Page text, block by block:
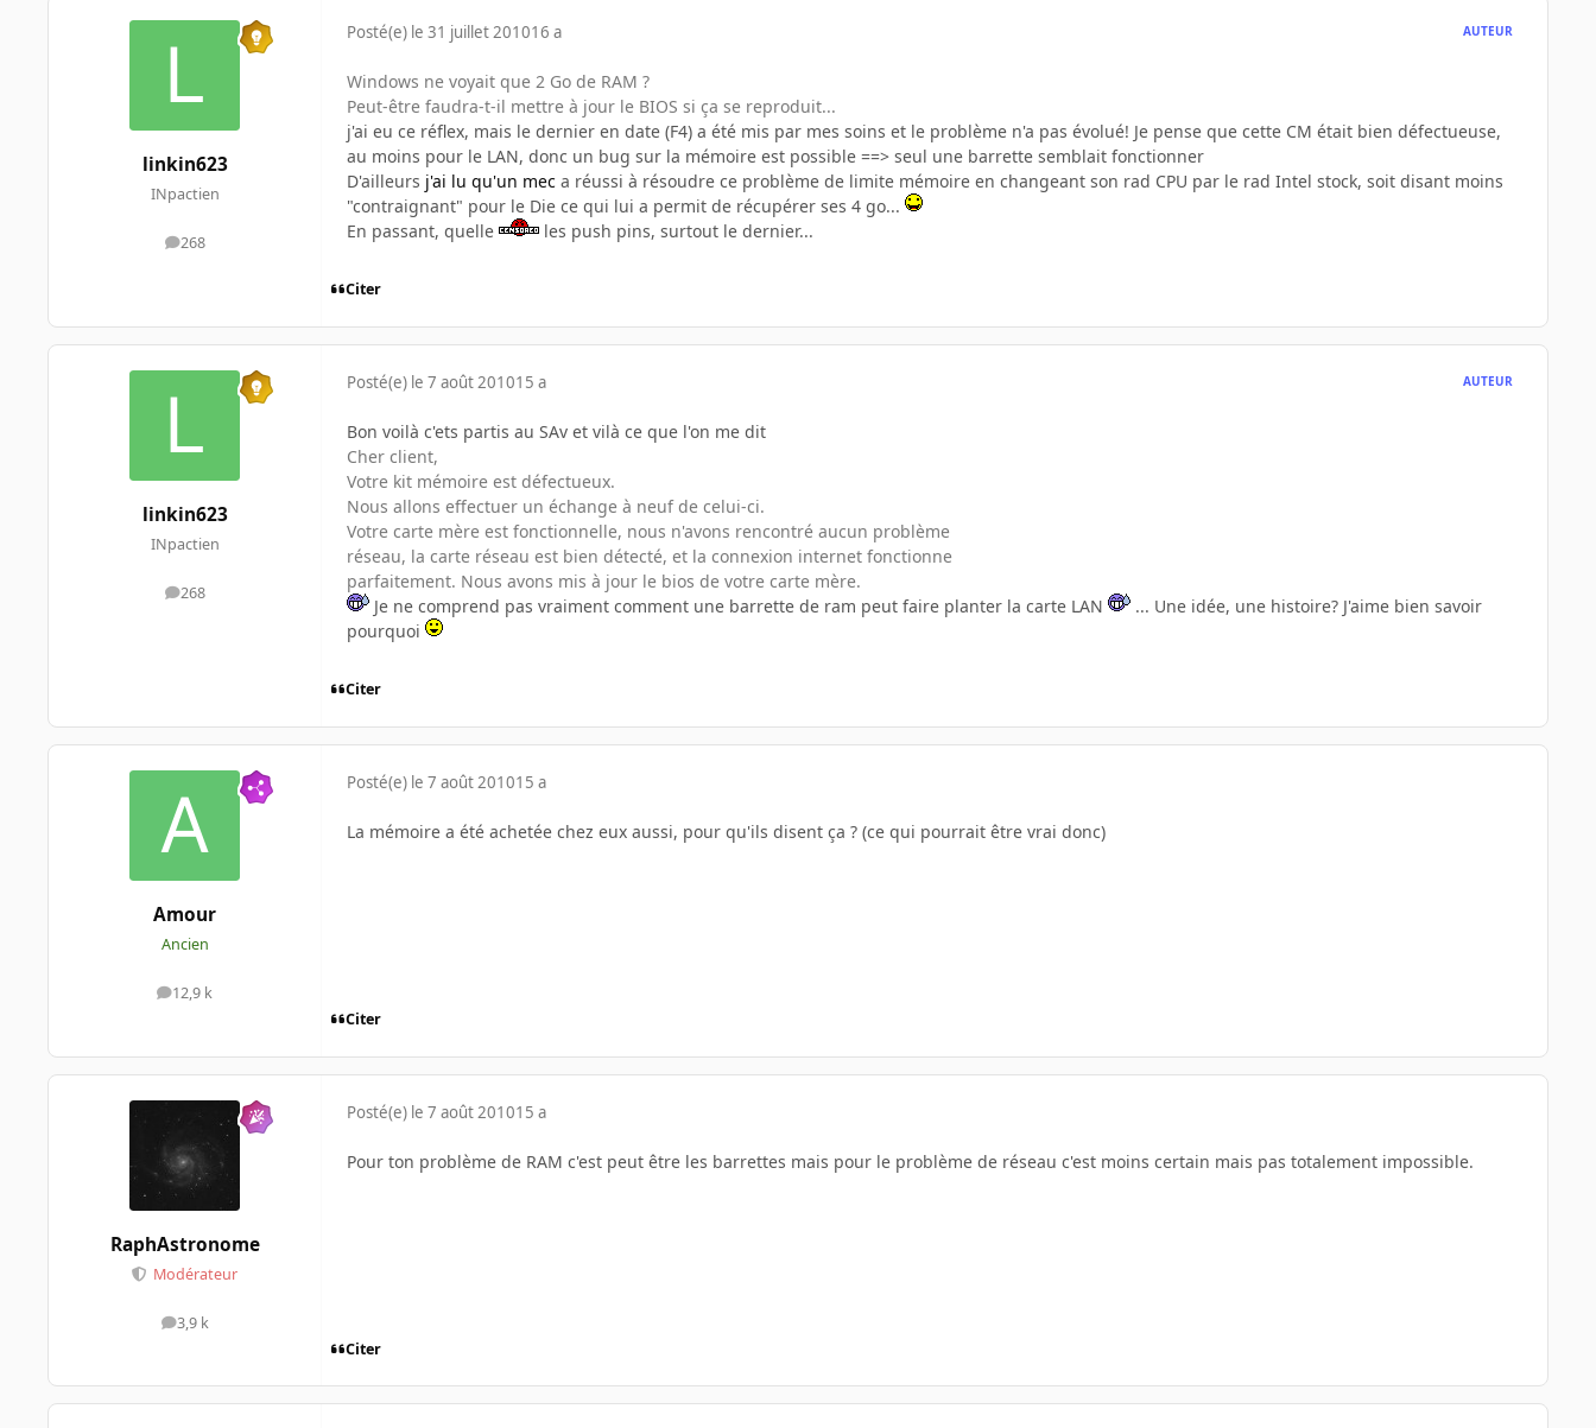
linkin623
INpactien
268
messages
Posté(e) le 31 juillet 201016 a AUTEUR
Windows ne voyait que 2 Go de RAM ?
Peut-être faudra-t-il mettre à jour le BIOS si ça se reproduit...
j'ai eu ce réflex, mais le dernier en date (F4) a été mis par mes soins et le problème n'a pas évolué! Je pense que cette CM était bien défectueuse,
au moins pour le LAN, donc un bug sur la mémoire est possible ==> seul une barrette semblait fonctionner
D'ailleurs j'ai lu qu'un mec a réussi à résoudre ce problème de limite mémoire en changeant son rad CPU par le rad Intel stock, soit disant moins
"contraignant" pour le Die ce qui lui a permit de récupérer ses 4 go...
En passant, quelle
les push pins, surtout le dernier...
Citer
linkin623
INpactien
268
messages
Posté(e) le 7 août 201015 a AUTEUR
Bon voilà c'ets partis au SAv et vilà ce que l'on me dit
Cher client,
Votre kit mémoire est défectueux.
Nous allons effectuer un échange à neuf de celui-ci.
Votre carte mère est fonctionnelle, nous n'avons rencontré aucun problème
réseau, la carte réseau est bien détecté, et la connexion internet fonctionne
parfaitement. Nous avons mis à jour le bios de votre carte mère.
Je ne comprend pas vraiment comment une barrette de ram peut faire planter la carte LAN
... Une idée, une histoire? J'aime bien savoir
pourquoi
Citer
Amour
Ancien
12,9 k
messages
Posté(e) le 7 août 201015 a
La mémoire a été achetée chez eux aussi, pour qu'ils disent ça ? (ce qui pourrait être vrai donc)
Citer
RaphAstronome
Modérateur
3,9 k
messages
Posté(e) le 7 août 201015 a
Pour ton problème de RAM c'est peut être les barrettes mais pour le problème de réseau c'est moins certain mais pas totalement impossible.
Citer